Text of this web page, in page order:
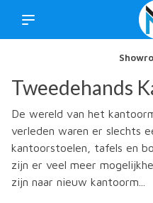
Tweedehands
De wereld van het
verleden waren er slechts
kantoorstoelen, tafels en
zijn er veel meer
zijn naar nieuw kantoorm...